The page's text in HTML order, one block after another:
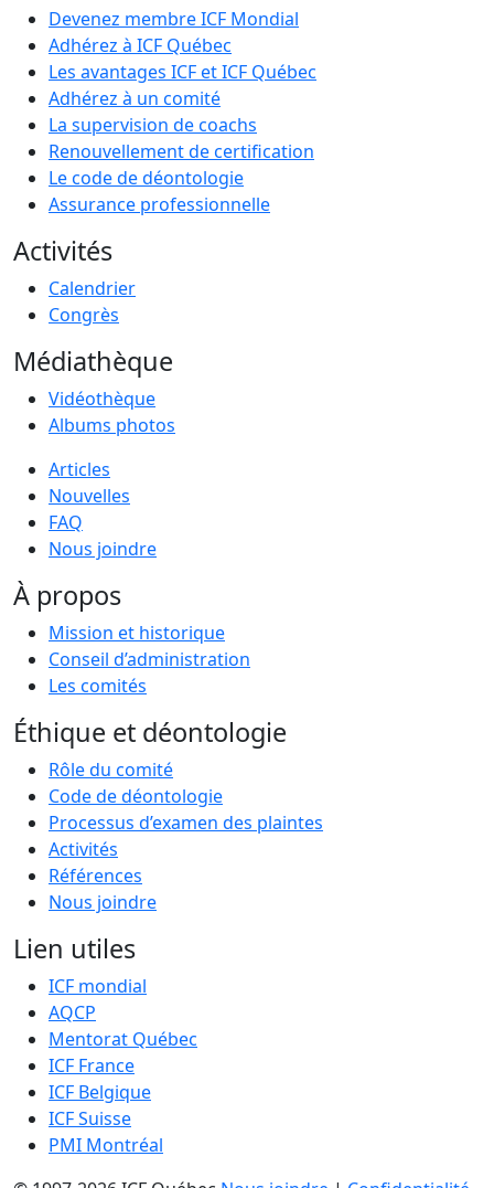
Devenez membre ICF Mondial
Adhérez à ICF Québec
Les avantages ICF et ICF Québec
Adhérez à un comité
La supervision de coachs
Renouvellement de certification
Le code de déontologie
Assurance professionnelle
Activités
Calendrier
Congrès
Médiathèque
Vidéothèque
Albums photos
Articles
Nouvelles
FAQ
Nous joindre
À propos
Mission et historique
Conseil d’administration
Les comités
Éthique et déontologie
Rôle du comité
Code de déontologie
Processus d’examen des plaintes
Activités
Références
Nous joindre
Lien utiles
ICF mondial
AQCP
Mentorat Québec
ICF France
ICF Belgique
ICF Suisse
PMI Montréal